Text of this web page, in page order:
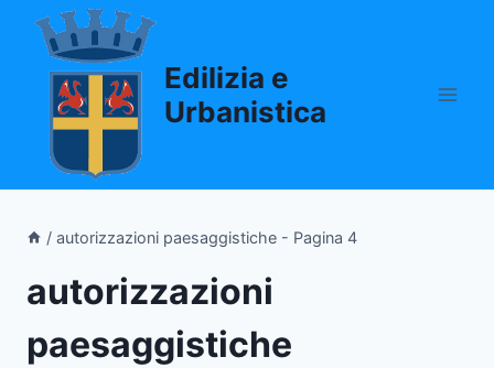
Salta
contenuto
Edilizia e
Urbanistica
/ autorizzazioni paesaggistiche - Pagina 4
autorizzazioni
paesaggistiche